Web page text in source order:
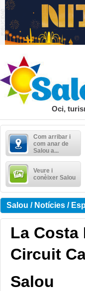
Oci,
Com arribar i
com anar de
Salou a...
Veure i
conèixer Salou
Salou / Notícies /
La Costa
Circuit
Salou